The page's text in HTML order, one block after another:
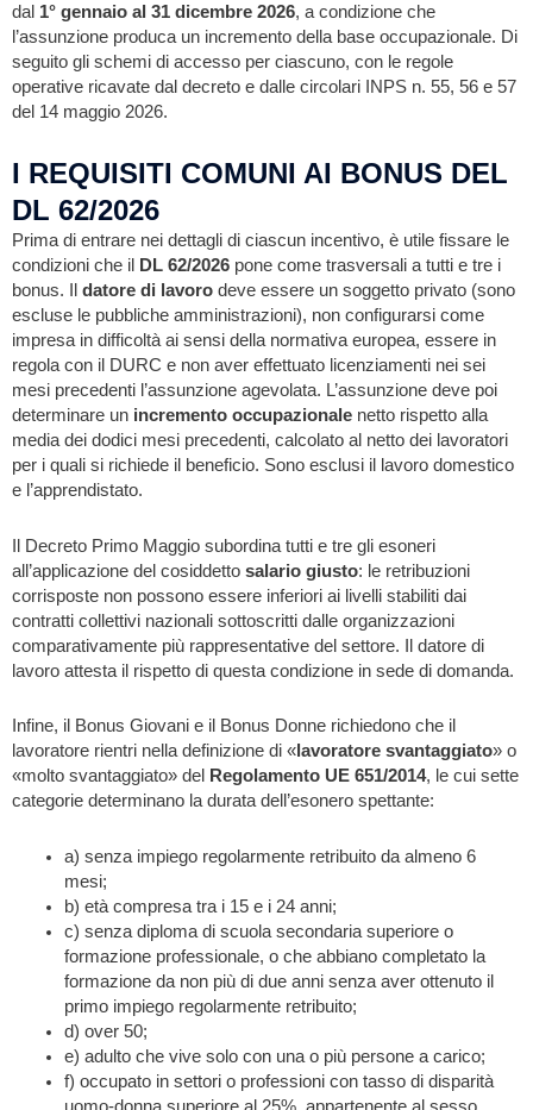
dal 1° gennaio al 31 dicembre 2026, a condizione che
l’assunzione produca un incremento della base occupazionale. Di
seguito gli schemi di accesso per ciascuno, con le regole
operative ricavate dal decreto e dalle circolari INPS n. 55, 56 e 57
del 14 maggio 2026.
I REQUISITI COMUNI AI BONUS DEL
DL 62/2026
Prima di entrare nei dettagli di ciascun incentivo, è utile fissare le
condizioni che il
DL 62/2026 pone come trasversali a tutti e tre i
bonus. Il datore di lavoro deve essere un soggetto privato (sono
escluse le pubbliche amministrazioni), non configurarsi come
impresa in difficoltà ai sensi della normativa europea, essere in
regola con il DURC e non aver effettuato licenziamenti nei sei
mesi precedenti l’assunzione agevolata. L’assunzione deve poi
determinare un incremento occupazionale netto rispetto alla
media dei dodici mesi precedenti, calcolato al netto dei lavoratori
per i quali si richiede il beneficio. Sono esclusi il lavoro domestico
e l’apprendistato.
Il Decreto Primo Maggio subordina tutti e tre gli esoneri
all’applicazione del cosiddetto salario giusto: le retribuzioni
corrisposte non possono essere inferiori ai livelli stabiliti dai
contratti collettivi nazionali sottoscritti dalle organizzazioni
comparativamente più rappresentative del settore. Il datore di
lavoro attesta il rispetto di questa condizione in sede di domanda.
Infine, il Bonus Giovani e il Bonus Donne richiedono che il
lavoratore rientri nella definizione di « lavoratore svantaggiato» o
«molto svantaggiato» del
Regolamento UE 651/2014, le cui sette
categorie determinano la durata dell’esonero spettante:
a) senza impiego regolarmente retribuito da almeno 6
mesi;
b) età compresa tra i 15 e i 24 anni;
c) senza diploma di scuola secondaria superiore o
formazione professionale, o che abbiano completato la
formazione da non più di due anni senza aver ottenuto il
primo impiego regolarmente retribuito;
d) over 50;
e) adulto che vive solo con una o più persone a carico;
f) occupato in settori o professioni con tasso di disparità